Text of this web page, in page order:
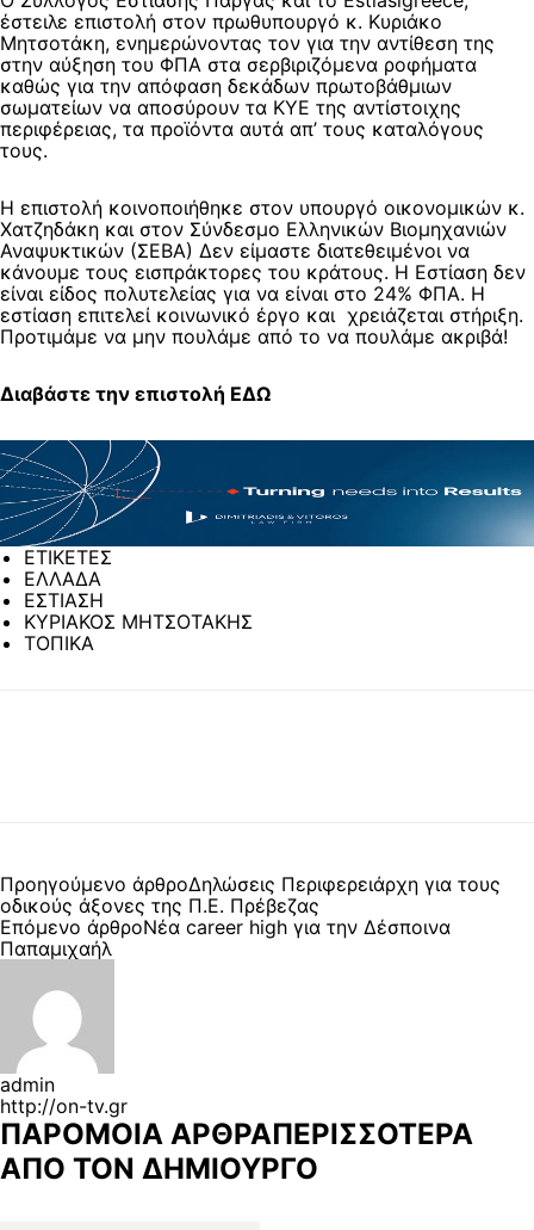
έστειλε επιστολή στον πρωθυπουργό κ. Κυριάκο
Μητσοτάκη, ενημερώνοντας τον για την αντίθεση της
στην αύξηση του ΦΠΑ στα σερβιριζόμενα ροφήματα
καθώς για την απόφαση δεκάδων πρωτοβάθμιων
σωματείων να αποσύρουν τα ΚΥΕ της αντίστοιχης
περιφέρειας, τα προϊόντα αυτά απ’ τους καταλόγους
τους.
Η επιστολή κοινοποιήθηκε στον υπουργό οικονομικών κ.
Χατζηδάκη και στον Σύνδεσμο Ελληνικών Βιομηχανιών
Αναψυκτικών (ΣΕΒΑ) Δεν είμαστε διατεθειμένοι να
κάνουμε τους εισπράκτορες του κράτους. Η Εστίαση δεν
είναι είδος πολυτελείας για να είναι στο 24% ΦΠΑ. Η
εστίαση επιτελεί κοινωνικό έργο και χρειάζεται στήριξη.
Προτιμάμε να μην πουλάμε από το να πουλάμε ακριβά!
Διαβάστε την επιστολή ΕΔΩ
ΕΤΙΚΕΤΕΣ
ΕΛΛΑΔΑ
ΕΣΤΙΑΣΗ
ΚΥΡΙΑΚΟΣ ΜΗΤΣΟΤΑΚΗΣ
ΤΟΠΙΚΑ
Προηγούμενο άρθροΔηλώσεις Περιφερειάρχη για τους
οδικούς άξονες της Π.Ε. Πρέβεζας
Επόμενο άρθροΝέα career high για την Δέσποινα
Παπαμιχαήλ
admin
http://on-tv.gr
ΠΑΡΟΜΟΙΑ ΑΡΘΡΑΠΕΡΙΣΣΟΤΕΡΑ
ΑΠΟ ΤΟΝ ΔΗΜΙΟΥΡΓΟ